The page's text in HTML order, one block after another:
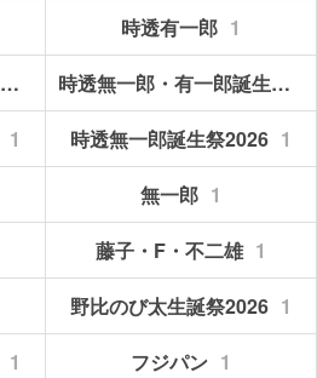
時透有一郎 1
時透無一郎・有一郎生誕祭2026
1
時透無一郎・有一郎誕生祭2026
1 時透無一郎誕生祭2026 1
無一郎 1
藤子・F・不二雄 1
野比のび太生誕祭2026 1
1 フジパン 1